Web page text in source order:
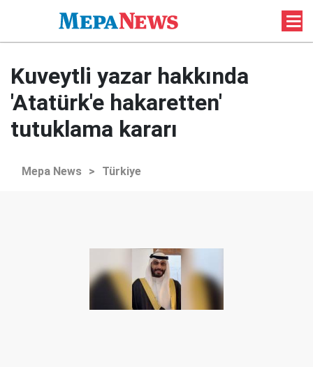
Kuveytli yazar hakkında
'Atatürk'e hakaretten'
tutuklama kararı
Mepa News > Türkiye